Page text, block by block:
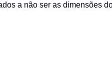
a não ser as dimensões